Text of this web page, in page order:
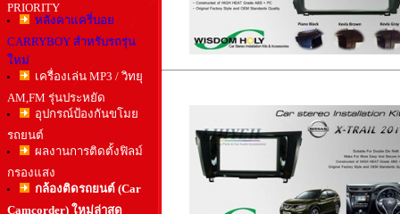
PRIORITY
หลังคาแครี่บอย
CARRYBOY สำหรับรถรุ่น
ใหม่
เครื่องเล่น MP3 / วิทยุ
AM,FM รุ่นประหยัด
อุปกรณ์ป้องกันขโมย
รถยนต์
ผลงานการติดตั้งฟิลม์
กรองแสง
กล้องติดรถยนต์ (Car
Camcorder) ใหม่ล่าสุด